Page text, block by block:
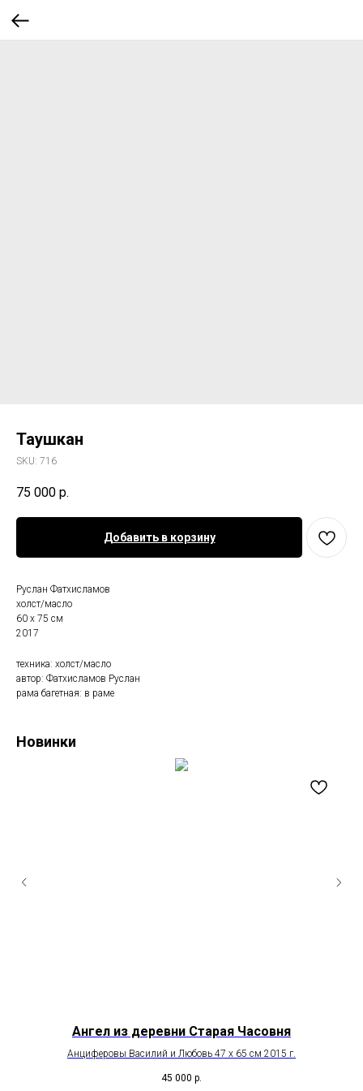
Таушкан
SKU: 716
75 000 р.
Добавить в корзину
Руслан Фатхисламов
холст/масло
60 х 75 см
2017
техника: холст/масло
автор: Фатхисламов Руслан
рама багетная: в раме
Новинки
Ангел из деревни Старая Часовня
Анциферовы Василий и Любовь 47 х 65 см 2015 г.
45 000 р.